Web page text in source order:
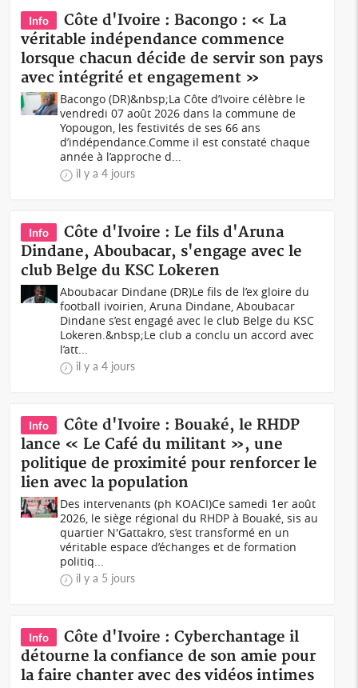
Info
Côte d'Ivoire : Bacongo : « La
véritable indépendance commence
lorsque chacun décide de servir son pays
avec intégrité et engagement »
Bacongo (DR)&nbsp;La Côte d’Ivoire célèbre le
vendredi 07 août 2026 dans la commune de
Yopougon, les festivités de ses 66 ans
d’indépendance.Comme il est constaté chaque
année à l’approche d...
il y a 4 jours
Info
Côte d'Ivoire : Le fils d'Aruna
Dindane, Aboubacar, s'engage avec le
club Belge du KSC Lokeren
Aboubacar Dindane (DR)Le fils de l’ex gloire du
football ivoirien, Aruna Dindane, Aboubacar
Dindane s’est engagé avec le club Belge du KSC
Lokeren.&nbsp;Le club a conclu un accord avec
l’att...
il y a 4 jours
Info
Côte d'Ivoire : Bouaké, le RHDP
lance « Le Café du militant », une
politique de proximité pour renforcer le
lien avec la population
Des intervenants (ph KOACI)Ce samedi 1er août
2026, le siège régional du RHDP à Bouaké, sis au
quartier N'Gattakro, s’est transformé en un
véritable espace d’échanges et de formation
politiq...
il y a 5 jours
Info
Côte d'Ivoire : Cyberchantage il
détourne la confiance de son amie pour
la faire chanter avec des vidéos intimes